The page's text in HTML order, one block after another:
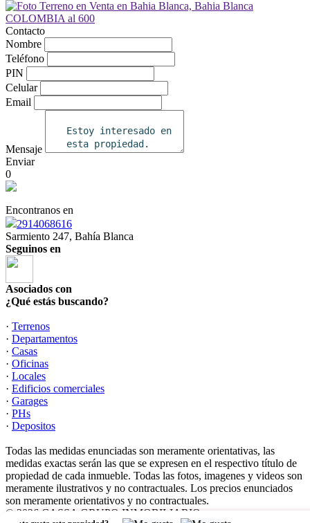
Contacto
Nombre
Teléfono
PIN
Celular
Email
Mensaje
Enviar
0
Encontranos en
2914068616
Sarmiento 247, Bahía Blanca
Seguinos en
Asociados con
¿Qué estás buscando?
· Terrenos
· Departamentos
· Casas
· Oficinas
· Locales
· Edificios comerciales
· Garages
· PHs
· Depositos
Todas las medidas enunciadas son meramente orientativas, las
medidas exactas serán las que se expresen en el respectivo título de
propiedad de cada inmueble. Todas las fotos, imagenes y videos son
meramente ilustrativos y no contractuales. Los precios enunciados
son meramente orientativos y no contractuales.
© 2026 CASSA GRUPO INMOBILIARIO.